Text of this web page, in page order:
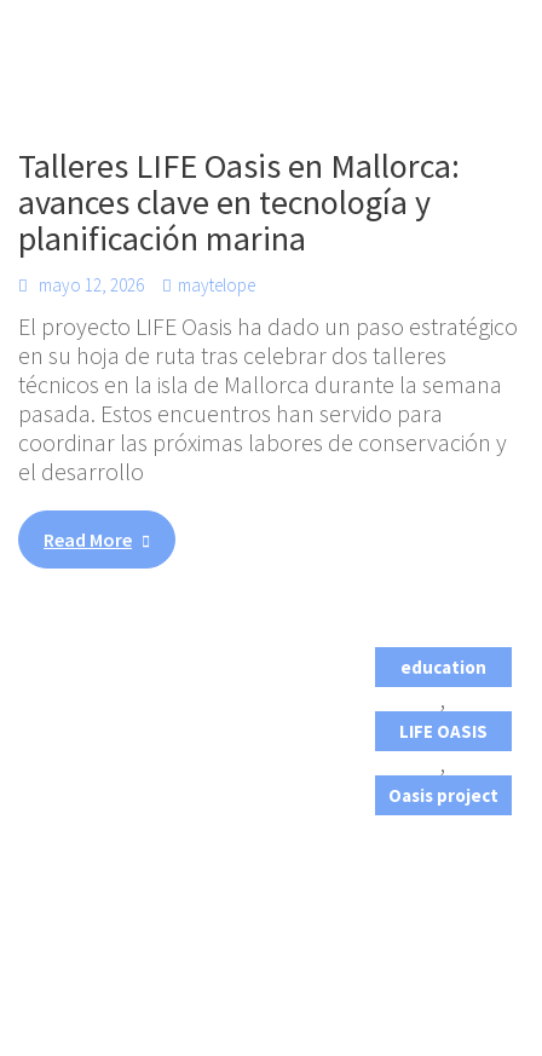
Talleres LIFE Oasis en Mallorca:
avances clave en tecnología y
planificación marina
mayo 12, 2026 maytelope
El proyecto LIFE Oasis ha dado un paso estratégico
en su hoja de ruta tras celebrar dos talleres
técnicos en la isla de Mallorca durante la semana
pasada. Estos encuentros han servido para
coordinar las próximas labores de conservación y
el desarrollo
Read More
education
,
LIFE OASIS
,
Oasis project